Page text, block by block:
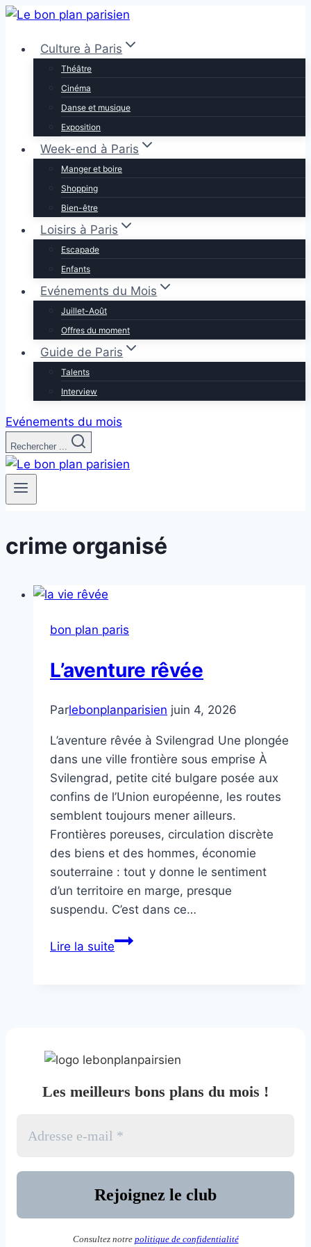
Aller
contenuCulture à Paris
Théâtre
Cinéma
Danse et musique
Exposition
Week-end à Paris
Manger et boire
Shopping
Bien-être
Loisirs à Paris
Escapade
Enfants
Evénements du Mois
Juillet-Août
Offres du moment
Guide de Paris
Talents
Interview
Evénements du mois
Rechercher ...
crime organisé
bon plan paris
L’aventure rêvée
Parlebonplanparisien juin 4, 2026
L’aventure rêvée à Svilengrad Une plongée
dans une ville frontière sous emprise À
Svilengrad, petite cité bulgare posée aux
confins de l’Union européenne, les routes
semblent toujours mener ailleurs.
Frontières poreuses, circulation discrète
des biens et des hommes, économie
souterraine : tout y donne le sentiment
d’un territoire en marge, presque
suspendu. C’est dans ce…
Lire la suiteL’aventure
Les meilleurs bons plans du mois !
Consultez notre politique de confidentialité